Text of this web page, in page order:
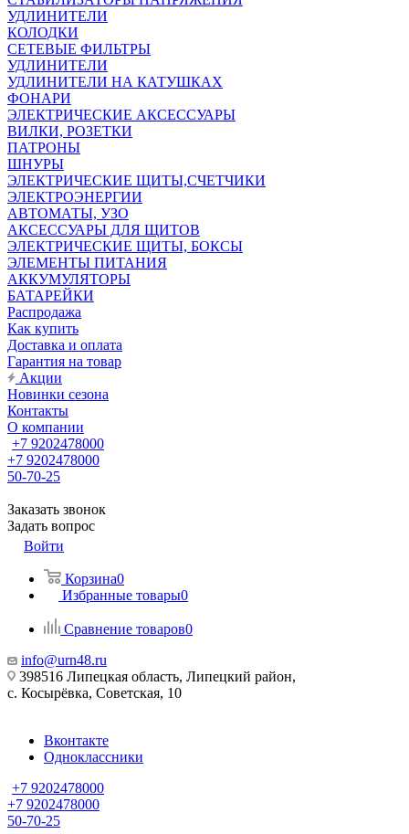
УДЛИНИТЕЛИ
КОЛОДКИ
СЕТЕВЫЕ ФИЛЬТРЫ
УДЛИНИТЕЛИ
УДЛИНИТЕЛИ НА КАТУШКАХ
ФОНАРИ
ЭЛЕКТРИЧЕСКИЕ АКСЕССУАРЫ
ВИЛКИ, РОЗЕТКИ
ПАТРОНЫ
ШНУРЫ
ЭЛЕКТРИЧЕСКИЕ ЩИТЫ,СЧЕТЧИКИ
ЭЛЕКТРОЭНЕРГИИ
АВТОМАТЫ, УЗО
АКСЕССУАРЫ ДЛЯ ЩИТОВ
ЭЛЕКТРИЧЕСКИЕ ЩИТЫ, БОКСЫ
ЭЛЕМЕНТЫ ПИТАНИЯ
АККУМУЛЯТОРЫ
БАТАРЕЙКИ
Распродажа
Как купить
Доставка и оплата
Гарантия на товар
Акции
Новинки сезона
Контакты
О компании
+7 9202478000
+7 9202478000
50-70-25
Заказать звонок
Задать вопрос
Войти
Корзина0
Избранные товары0
Сравнение товаров0
info@urn48.ru
398516 Липецкая область, Липецкий район,
с. Косырёвка, Советская, 10
Вконтакте
Одноклассники
+7 9202478000
+7 9202478000
50-70-25